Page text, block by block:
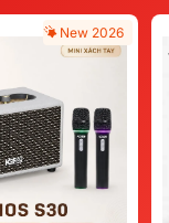
New 2026